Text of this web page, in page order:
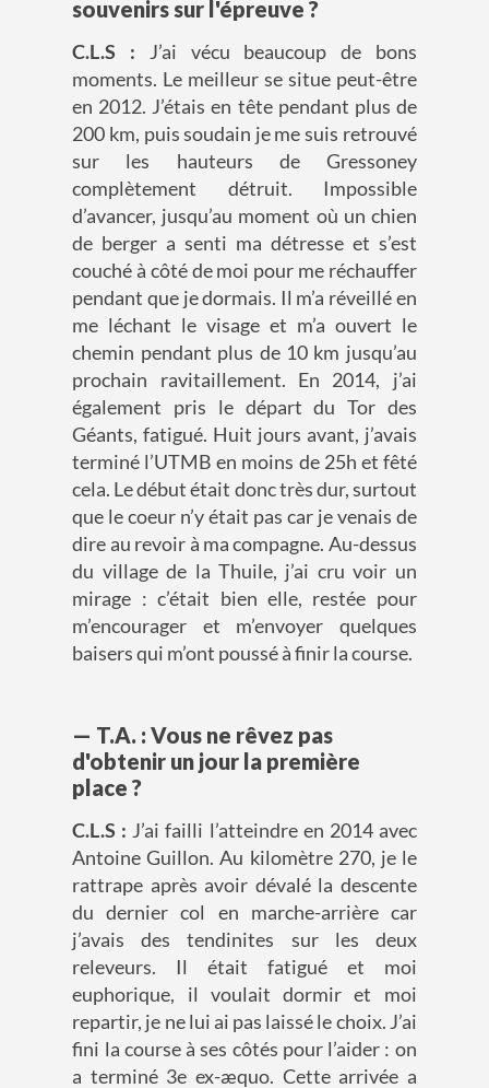
souvenirs sur l'épreuve ?
C.L.S : J’ai vécu beaucoup de bons
moments. Le meilleur se situe peut-être
en 2012. J’étais en tête pendant plus de
200 km, puis soudain je me suis retrouvé
sur les hauteurs de Gressoney
complètement détruit. Impossible
d’avancer, jusqu’au moment où un chien
de berger a senti ma détresse et s’est
couché à côté de moi pour me réchauffer
pendant que je dormais. Il m’a réveillé en
me léchant le visage et m’a ouvert le
chemin pendant plus de 10 km jusqu’au
prochain ravitaillement. En 2014, j’ai
également pris le départ du Tor des
Géants, fatigué. Huit jours avant, j’avais
terminé l’UTMB en moins de 25h et fêté
cela. Le début était donc très dur, surtout
que le coeur n’y était pas car je venais de
dire au revoir à ma compagne. Au-dessus
du village de la Thuile, j’ai cru voir un
mirage : c’était bien elle, restée pour
m’encourager et m’envoyer quelques
baisers qui m’ont poussé à finir la course.
— T.A. : Vous ne rêvez pas
d'obtenir un jour la première
place ?
C.L.S : J’ai failli l’atteindre en 2014 avec
Antoine Guillon. Au kilomètre 270, je le
rattrape après avoir dévalé la descente
du dernier col en marche-arrière car
j’avais des tendinites sur les deux
releveurs. Il était fatigué et moi
euphorique, il voulait dormir et moi
repartir, je ne lui ai pas laissé le choix. J’ai
fini la course à ses côtés pour l’aider : on
a terminé 3e ex-æquo. Cette arrivée a